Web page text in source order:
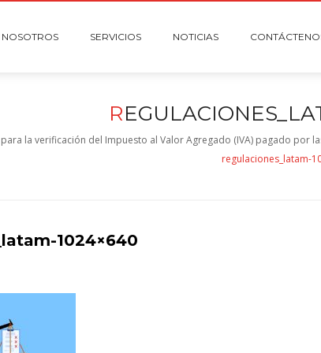
NOSOTROS SERVICIOS NOTICIAS
R
para la verificación del Impuesto al Valor Agregado (IVA) pagado
regulaciones_latam-
1024×640